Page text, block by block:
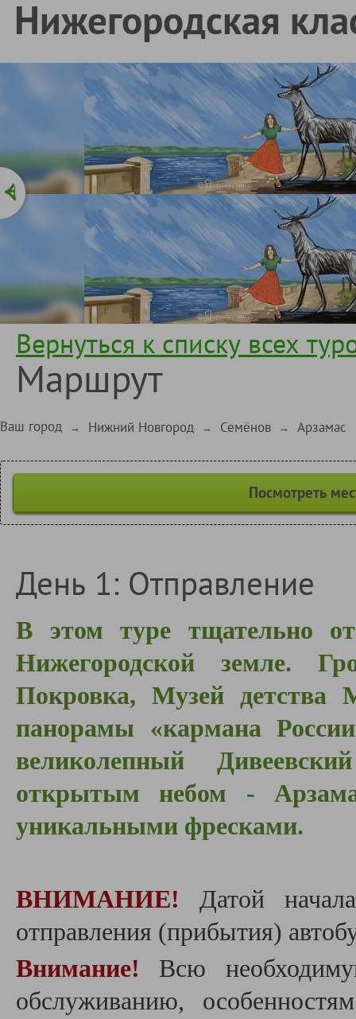
Нижегородская
Вернуться к списку всех
Маршрут
Ваш город → Нижний Новгород → Семёнов → Арзамас
Посмотреть
День 1: Отправление
В этом туре тщательно
Нижегородской земле.
Покровка, Музей детства
панорамы «кармана
великолепный
открытым небом -
уникальными фресками.
ВНИМАНИЕ! Датой
отправления (прибытия)
Внимание!
Всю
обслуживанию,